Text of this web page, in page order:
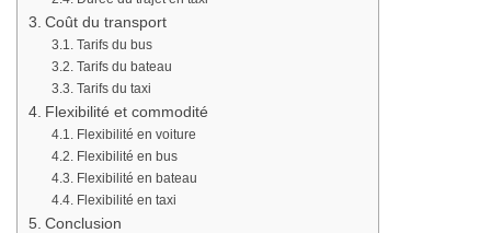
Coût du transport
Tarifs du bus
Tarifs du bateau
Tarifs du taxi
Flexibilité et commodité
Flexibilité en voiture
Flexibilité en bus
Flexibilité en bateau
Flexibilité en taxi
Conclusion